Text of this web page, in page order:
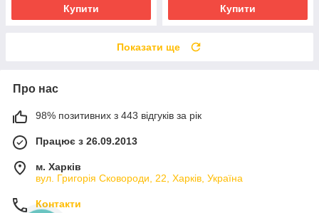
Купити Купити
Показати ще
Про нас
98% позитивних з 443 відгуків за рік
Працює з 26.09.2013
м. Харків
вул. Григорія Сковороди, 22, Харків, Україна
Контакти